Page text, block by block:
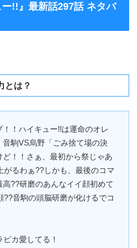
!!』最新話297話 ネタバ
とは？
！ハイキュー!!は運命のオレ
音駒VS烏野「ごみ捨て場の決
ど！！さぁ、最初から祭じゃあ
がるわぁ??しかも、最後のコマ
??研磨のあんなイイ顔初めて
??音駒の頭脳研磨が化けるでコ
カ愛してる！